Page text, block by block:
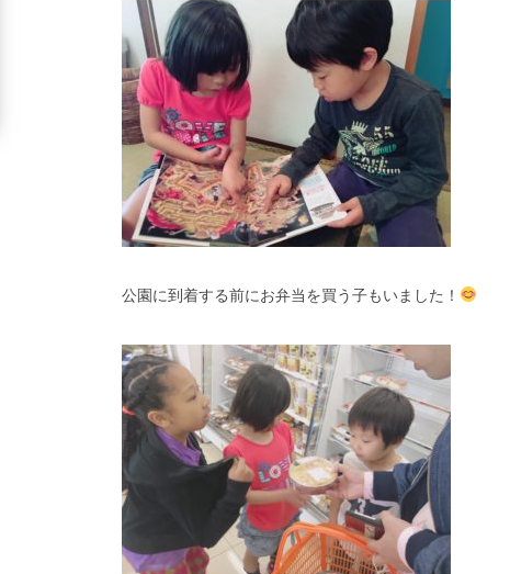
公園に到着する前にお弁当を買う子もいました！